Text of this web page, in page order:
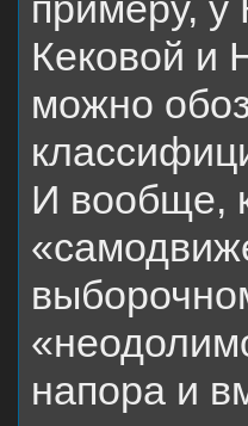
Кековой и
можно
И вообще,
напора и